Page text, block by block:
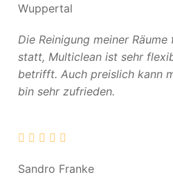
Wuppertal
Die Reinigung meiner
statt, Multiclean ist sehr
betrifft. Auch preislich kann
bin sehr zufrieden.
Sandro Franke